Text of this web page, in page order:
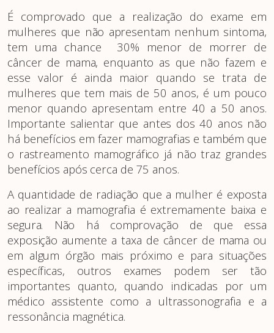
É comprovado que a realização do exame em
mulheres que não apresentam nenhum sintoma,
tem uma chance 30% menor de morrer de
câncer de mama, enquanto as que não fazem e
esse valor é ainda maior quando se trata de
mulheres que tem mais de 50 anos, é um pouco
menor quando apresentam entre 40 a 50 anos.
Importante salientar que antes dos 40 anos não
há benefícios em fazer mamografias e também que
o rastreamento mamográfico já não traz grandes
benefícios após cerca de 75 anos.
A quantidade de radiação que a mulher é exposta
ao realizar a mamografia é extremamente baixa e
segura. Não há comprovação de que essa
exposição aumente a taxa de câncer de mama ou
em algum órgão mais próximo e para situações
específicas, outros exames podem ser tão
importantes quanto, quando indicadas por um
médico assistente como a ultrassonografia e a
ressonância magnética.